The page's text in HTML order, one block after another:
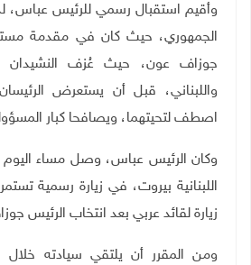
وأقيم استقبال رسمي للرئيس عباس،
الجمهوري، حيث كان في مقدمة
جوزاف عون، حيث عُزف النشيدان
واللبناني، قبل أن يستعرض
اصطف لتحيتهما، ويصافحا كبار
وكان الرئيس عباس، وصل مساء اليوم
اللبنانية بيروت، في زيارة رسمية
زيارة لقائد عربي بعد انتخاب الرئيس
ومن المقرر أن يلتقي سيادته خلال